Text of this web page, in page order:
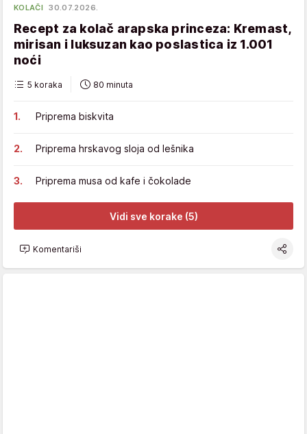
KOLAČI 30.07.2026.
Recept za kolač arapska princeza: Kremast,
mirisan i luksuzan kao poslastica iz 1.001
noći
5 koraka 80 minuta
Priprema biskvita
Priprema hrskavog sloja od lešnika
Priprema musa od kafe i čokolade
Vidi sve korake (5)
Komentariši